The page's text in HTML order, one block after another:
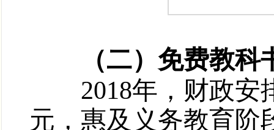
（二）免费教科书
2018年，财政安排
元，惠及义务教育阶